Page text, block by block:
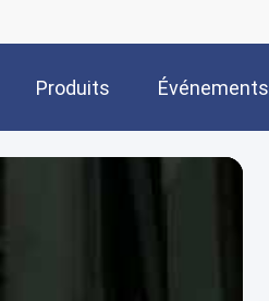
Produits Événements